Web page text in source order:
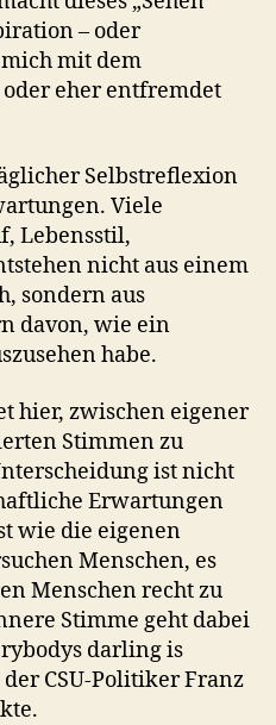
– oder
mit dem
eher entfremdet
Selbstreflexion
Viele
Lebensstil,
nicht aus einem
sondern aus
davon, wie ein
habe.
hier, zwischen eigener
Stimmen zu
ist nicht
Erwartungen
wie die eigenen
Menschen, es
Menschen recht zu
Stimme geht dabei
darling is
CSU-Politiker Franz